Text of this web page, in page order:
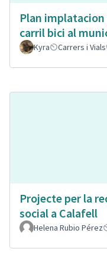
Plan
carril bici al
Kyra Carrers i Vials
Projecte per la
social a Calafell
Helena Rubio Pérez